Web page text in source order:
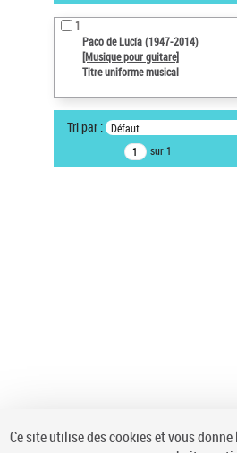
Œuvres liées à l'auteur :
Paco de Lucía (1947-2014)
Type de notice d'autorité
1
Paco de Lucía (1947-2014)
[Musique pour guitare]
Titre uniforme musical
Tri par : Défaut
sur 1
Ce site utilise des cookies et vous